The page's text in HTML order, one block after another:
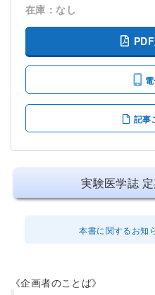
在庫：なし
記事
実験医学誌
本書に関するお知
《企画者のことば》